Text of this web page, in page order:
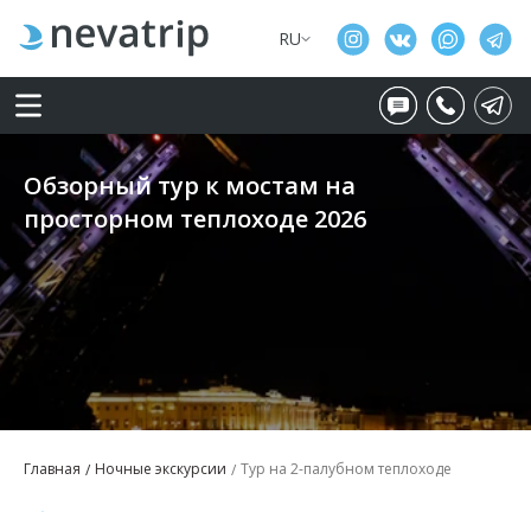
RU
Обзорный тур к мостам на
просторном теплоходе 2026
Главная Ночные экскурсии Тур на 2-палубном теплоходе